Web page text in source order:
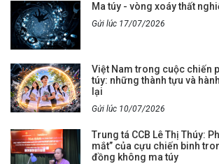
Ma túy - vòng xoáy thất
Gửi lúc 17/07/2026
Việt Nam trong cuộc chiến
túy: những thành tựu và
lại
Gửi lúc 10/07/2026
Trung tá CCB Lê Thị Thúy:
mắt” của cựu chiến binh
đồng không ma túy